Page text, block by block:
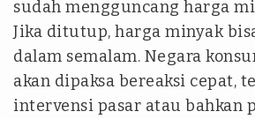
sudah mengguncang harga
Jika ditutup, harga minyak
dalam semalam. Negara
akan dipaksa bereaksi cepat,
intervensi pasar atau bahkan